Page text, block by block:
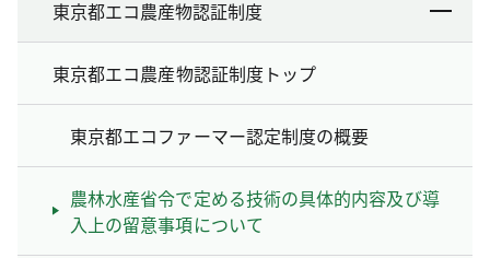
東京都エコ農産物認証制度
東京都エコ農産物認証制度トップ
東京都エコファーマー認定制度の概要
農林水産省令で定める技術の具体的内容及び導
入上の留意事項について